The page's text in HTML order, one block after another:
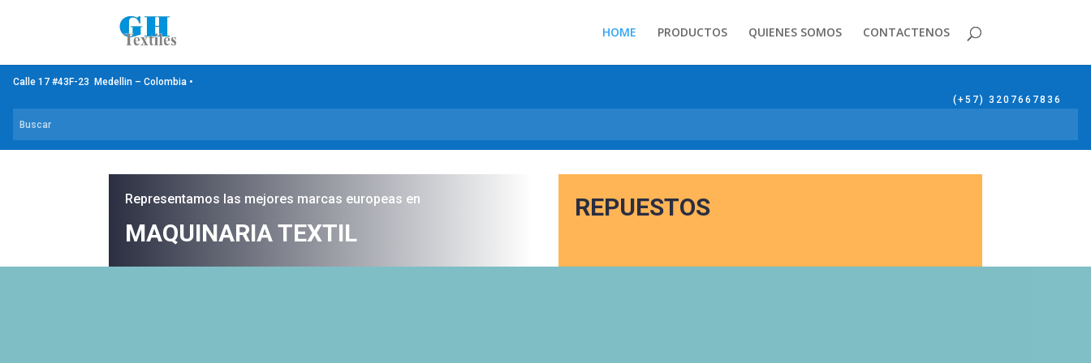
HOME PRODUCTOS QUIENES SOMOS CONTACTENOS
Calle 17 #43F-23 Medellin – Colombia •
(+57) 3207667836
Representamos las mejores marcas europeas en
MAQUINARIA TEXTIL
REPUESTOS